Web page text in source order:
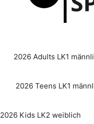
2026 Adults LK1
2026 Teens LK1
2026 Kids LK2 weiblich